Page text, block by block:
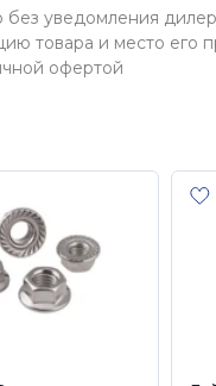
без уведомления
товара и место его
офертой